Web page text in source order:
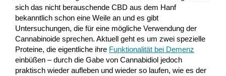
sich das nicht berauschende CBD aus dem Hanf
bekanntlich schon eine Weile an und es gibt
Untersuchungen, die für eine mögliche Verwendung der
Cannabinoide sprechen. Aktuell geht es um zwei spezielle
Proteine, die eigentliche ihre Funktionalität bei Demenz
einbüßen – durch die Gabe von Cannabidiol jedoch
praktisch wieder aufleben und wieder so laufen, wie es der